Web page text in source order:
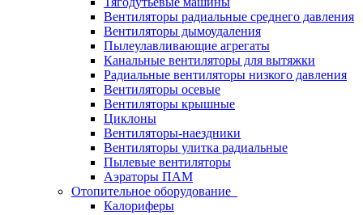
Вентиляторы радиальные среднего давления
Вентиляторы дымоудаления
Пылеулавливающие агрегаты
Канальные вентиляторы для вытяжки
Радиальные вентиляторы низкого давления
Вентиляторы осевые
Вентиляторы крышные
Циклоны
Вентиляторы-наездники
Вентиляторы улитка радиальные
Пылевые вентиляторы
Аэраторы ПАМ
Отопительное оборудование
Калориферы